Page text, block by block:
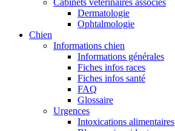
Cabinets vétérinaires associés
Dermatologie
Ophtalmologie
Chien
Informations chien
Informations générales
Fiches infos races
Fiches infos santé
FAQ
Glossaire
Urgences
Intoxications alimentaires